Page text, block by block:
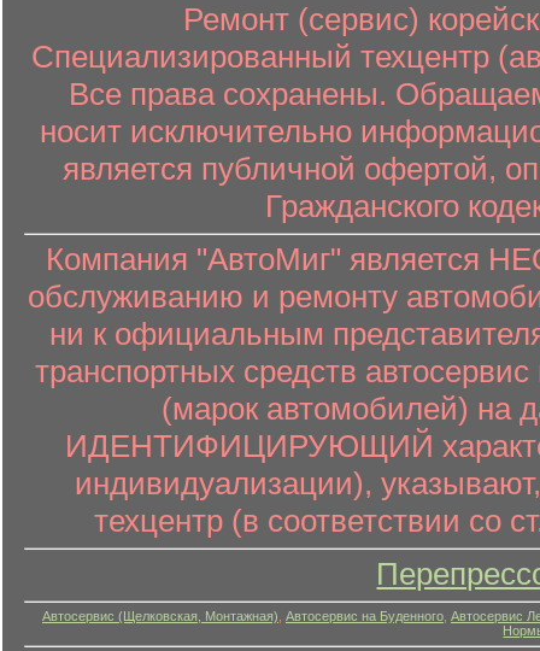
Ремонт (сервис)
Специализированный техцентр
Все права сохранены.
носит исключительно
является публичной офертой,
Гражданского
Компания "АвтоМиг" является
обслуживанию и ремонту
ни к официальным
транспортных средств
(марок автомобилей) на
ИДЕНТИФИЦИРУЮЩИЙ характер
индивидуализации),
техцентр (в соответствии со
Автосервис (Щелковская, Монтажная) Автосервис на Буденного Автосервис